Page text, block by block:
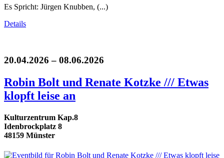
Es Spricht: Jürgen Knubben, (...)
Details
20.04.2026 – 08.06.2026
Robin Bolt und Renate Kotzke /// Etwas
klopft leise an
Kulturzentrum Kap.8
Idenbrockplatz 8
48159 Münster